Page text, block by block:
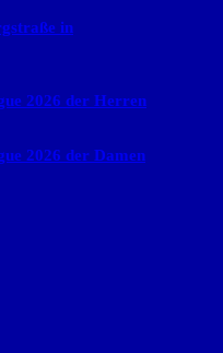
in
2026 der Herren
2026 der Damen